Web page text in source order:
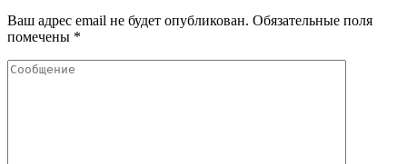
Ваш адрес email не будет опубликован. Обязательные поля
помечены *